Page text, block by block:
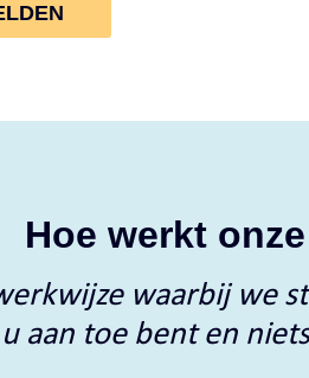
Hoe werkt
waarbij we
u aan toe bent en